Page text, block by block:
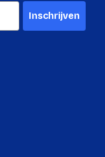
Inschrijven